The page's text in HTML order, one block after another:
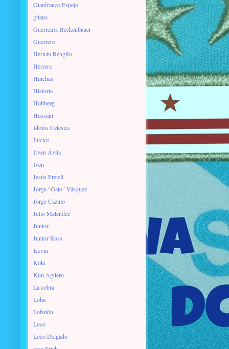
Gianfranco Espejo
gitana
Guerreiro. Beckenbauer
Guerrero
Hernán Rengifo
Herrera
Hinchas
Historia
Hohberg
Hussain
Idolos Celestes
Inicios
Irven Ávila
Iven
Jesús Pretell
Jorge "Gato" Vásquez
Jorge Cazulo
Julio Melendez
Junior
Junior Ross
Kevin
Koki
Kun Agüero.
La cobra
Loba
Lobatón
Loco
Loco Delgado